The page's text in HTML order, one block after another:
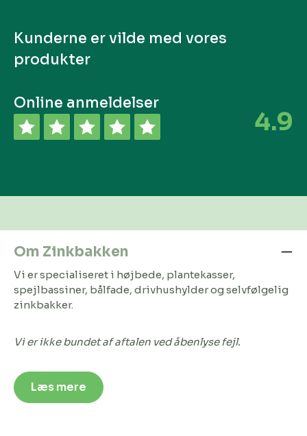
Kunderne er vilde med vores
produkter
Online anmeldelser
4.9
Om Zinkbakken
Vi er specialiseret i højbede, plantekasser,
spejlbassiner, bålfade, drivhushylder og selvfølgelig
zinkbakker.
Vi er ikke bundet af aftalen ved åbenlyse fejl.
Læs mere